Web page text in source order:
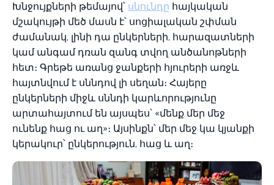
Խնջույքների թեմայով՝ սնունդը հայկական
մշակույթի մեծ մասն է՝ սոցիալական շփման
ժամանակ, լինի դա ընկերների, հարազատների
կամ անգամ դռան զանգ տվող անծանոթների
հետ։ Գրեթե առանց ջանքերի հյուրերի առջև
հայտնվում է սննդով լի սեղան։ Հայերը
ընկերների միջև սննդի կարևորությունը
արտահայտում են այսպես՝ «մենք մեր մեջ
ունենք հաց ու աղ»։ Այսինքն՝ մեր մեջ կա կյանքի
կերակուր՝ ընկերություն, հաց և աղ։